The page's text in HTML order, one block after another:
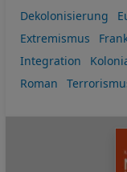
Dekolonisierung
Extremismus
Integration
Roman